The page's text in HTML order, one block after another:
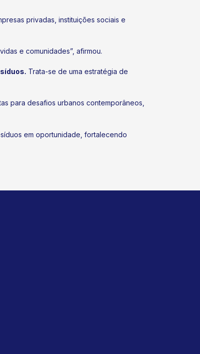
privadas, instituições sociais e
e comunidades”, afirmou.
Trata-se de uma estratégia de
para desafios urbanos contemporâneos,
em oportunidade, fortalecendo